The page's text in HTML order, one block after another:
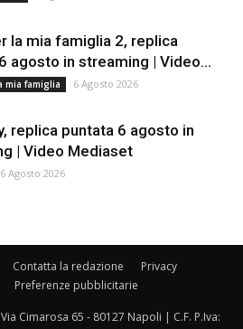
la mia famiglia 2, replica
agosto in streaming | Video...
mia famiglia 6 Agosto 2026
replica puntata 6 agosto in
| Video Mediaset
6 Agosto 2026
Contatta la redazione
Privacy
Preferenze pubblicitarie
Cimarosa 65 - 80127 Napoli | C.F. P.Iva: